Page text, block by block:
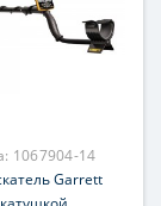
1067904-14
Garrett